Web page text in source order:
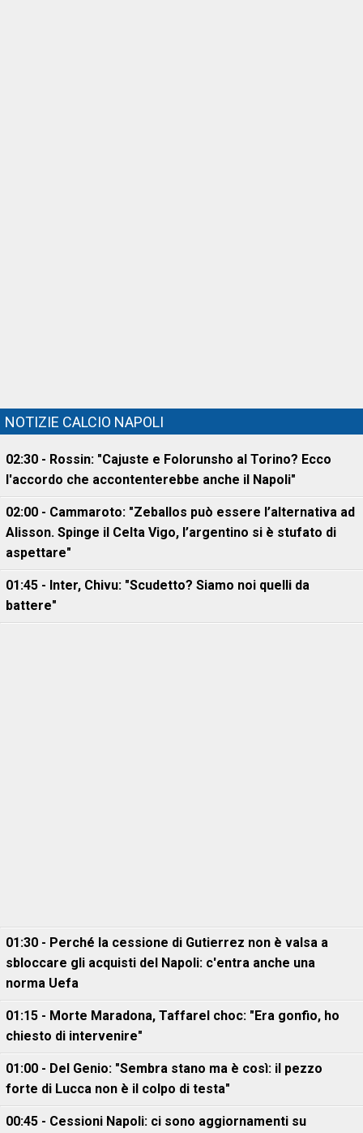
NOTIZIE CALCIO NAPOLI
02:30 - Rossin: "Cajuste e Folorunsho al Torino? Ecco
l'accordo che accontenterebbe anche il Napoli"
02:00 - Cammaroto: "Zeballos può essere l’alternativa ad
Alisson. Spinge il Celta Vigo, l’argentino si è stufato di
aspettare"
01:45 - Inter, Chivu: "Scudetto? Siamo noi quelli da
battere"
01:30 - Perché la cessione di Gutierrez non è valsa a
sbloccare gli acquisti del Napoli: c'entra anche una
norma Uefa
01:15 - Morte Maradona, Taffarel choc: "Era gonfio, ho
chiesto di intervenire"
01:00 - Del Genio: "Sembra stano ma è così: il pezzo
forte di Lucca non è il colpo di testa"
00:45 - Cessioni Napoli: ci sono aggiornamenti su